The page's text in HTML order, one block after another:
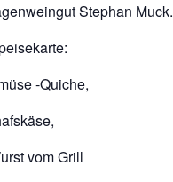
Stephan Muck.
-Quiche,
vom Grill